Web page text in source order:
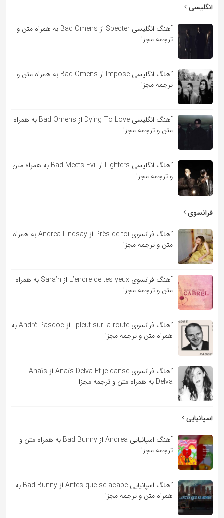
به
بگذارید.
لینک
انگلیسی
آهنگ انگلیسی Specter از Bad Omens به همراه متن و
ترجمه مجزا
آهنگ انگلیسی Impose از Bad Omens به همراه متن و
ترجمه مجزا
آهنگ انگلیسی Dying To Love از Bad Omens به همراه
متن و ترجمه مجزا
آهنگ انگلیسی Lighters از Bad Meets Evil به همراه متن
و ترجمه مجزا
فرانسوی
آهنگ فرانسوی Près de toi از Andrea Lindsay به همراه
متن و ترجمه مجزا
آهنگ فرانسوی L’encre de tes yeux از Sara’h به همراه
متن و ترجمه مجزا
آهنگ فرانسوی l pleut sur la route از André Pasdoc به
همراه متن و ترجمه مجزا
آهنگ فرانسوی Anaïs Delva Et je danse از Anaïs
Delva به همراه متن و ترجمه مجزا
اسپانیایی
آهنگ اسپانیایی Andrea از Bad Bunny به همراه متن و
ترجمه مجزا
آهنگ اسپانیایی Antes que se acabe از Bad Bunny به
همراه متن و ترجمه مجزا